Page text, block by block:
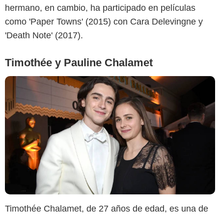
hermano, en cambio, ha participado en películas
como 'Paper Towns' (2015) con Cara Delevingne y
'Death Note' (2017).
Timothée y Pauline Chalamet
Timothée Chalamet, de 27 años de edad, es una de